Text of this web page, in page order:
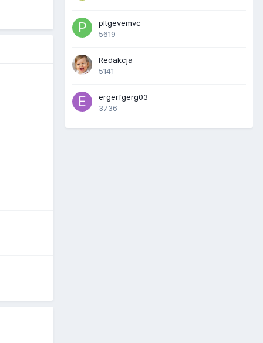
pltgevemvc
5619
Redakcja
5141
ergerfgerg03
3736